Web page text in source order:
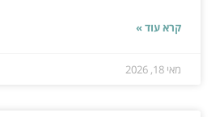
קרא עוד »
מאי 18, 2026